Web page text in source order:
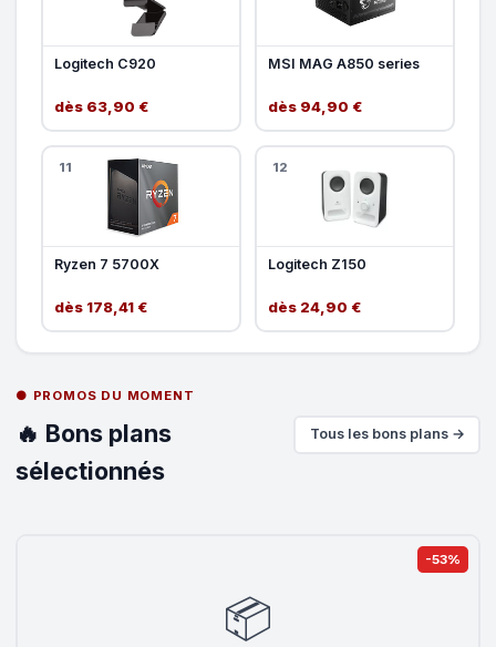
Logitech C920
dès 63,90 €
MSI MAG A850 series
dès 94,90 €
11
Ryzen 7 5700X
dès 178,41 €
12
Logitech Z150
dès 24,90 €
● PROMOS DU MOMENT
🔥 Bons plans
sélectionnés
Tous les bons plans →
📦
-53%